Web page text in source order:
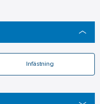
Infästning